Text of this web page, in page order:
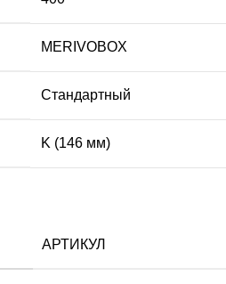
MERIVOBOX
Стандартный
K (146 мм)
АРТИКУЛ